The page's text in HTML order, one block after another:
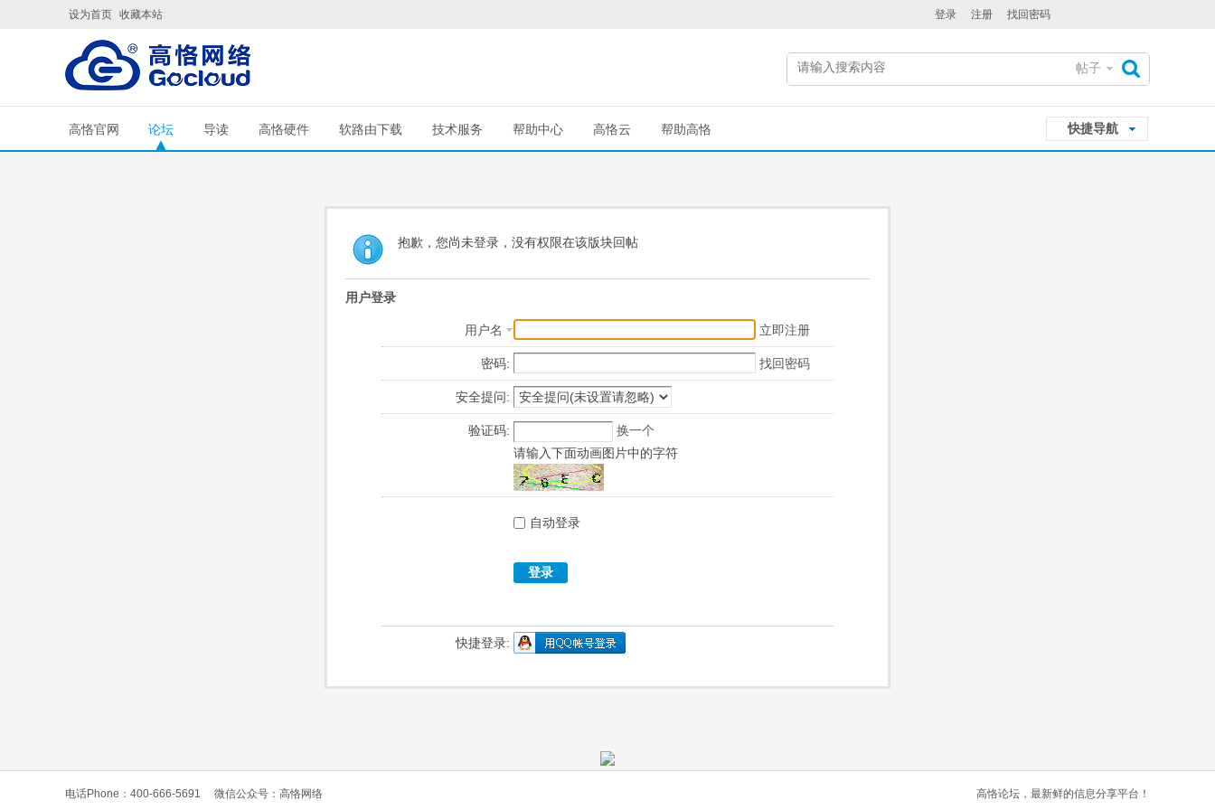
设为首页 收藏本站 登录 注册 找回密码
帖子
快捷导航
高恪官网 论坛 导读 高恪硬件 软路由下载 技术服务 帮助中心 高恪云 帮助高恪
抱歉，您尚未登录，没有权限在该版块回帖
用户登录
用户名 立即注册
密码: 找回密码
安全提问:
验证码:
换一个
请输入下面动画图片中的字符
自动登录
登录
快捷登录:
电话Phone：400-666-5691 微信公众号：高恪网络 高恪论坛，最新鲜的信息分享平台！